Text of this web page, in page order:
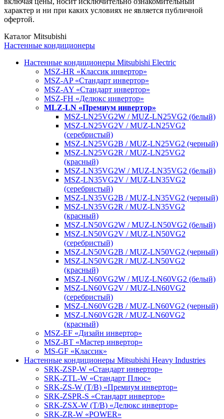
характер и ни при каких условиях не является публичной
офертой.
Каталог Mitsubishi
Настенные кондиционеры
Настенные кондиционеры Mitsubishi Electric
MSZ-HR «Классик инвертор»
MSZ-AP «Стандарт инвертор»
MSZ-AY «Стандарт инвертор»
MSZ-FH «Делюкс инвертор»
MLZ-LN «Премиум инвертор»
MSZ-LN25VG2W / MUZ-LN25VG2 (белый)
MSZ-LN25VG2V / MUZ-LN25VG2
(серебристый)
MSZ-LN25VG2B / MUZ-LN25VG2 (черный)
MSZ-LN25VG2R / MUZ-LN25VG2
(красный)
MSZ-LN35VG2W / MUZ-LN35VG2 (белый)
MSZ-LN35VG2V / MUZ-LN35VG2
(серебристый)
MSZ-LN35VG2B / MUZ-LN35VG2 (черный)
MSZ-LN35VG2R / MUZ-LN35VG2
(красный)
MSZ-LN50VG2W / MUZ-LN50VG2 (белый)
MSZ-LN50VG2V / MUZ-LN50VG2
(серебристый)
MSZ-LN50VG2B / MUZ-LN50VG2 (черный)
MSZ-LN50VG2R / MUZ-LN50VG2
(красный)
MSZ-LN60VG2W / MUZ-LN60VG2 (белый)
MSZ-LN60VG2V / MUZ-LN60VG2
(серебристый)
MSZ-LN60VG2B / MUZ-LN60VG2 (черный)
MSZ-LN60VG2R / MUZ-LN60VG2
(красный)
MSZ-EF «Дизайн инвертор»
MSZ-BT «Мастер инвертор»
MS-GF «Классик»
Настенные кондиционеры Mitsubishi Heavy Industries
SRK-ZSP-W «Стандарт инвертор»
SRK-ZTL-W «Стандарт Плюс»
SRK-ZS-W (T/B) «Премиум инвертор»
SRK-ZSPR-S «Стандарт инвертор»
SRK-ZSX-W (T/B) «Делюкс инвертор»
SRK-ZR-W «POWER»